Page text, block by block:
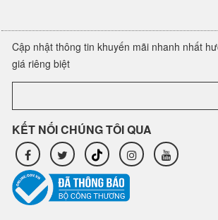
Cập nhật thông tin khuyến mãi nhanh nhất
giá riêng biệt
KẾT NỐI CHÚNG TÔI QUA